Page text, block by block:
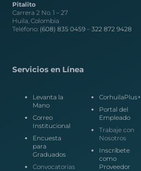
Pitalito
Carrera 2 No. 1 – 27
Huila, Colombia
Teléfono: (608) 835 0459 – 322 872 9428
Servicios en Línea
Levanta la
Mano
Correo
Institucional
Encuesta
para
Graduados
Convocatorias
CorhuilaPlus+
Portal del
Empleado
Trabaje con
Nosotros
Inscríbete
como
Proveedor